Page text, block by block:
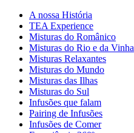
A nossa História
TEA Experience
Misturas do Românico
Misturas do Rio e da Vinha
Misturas Relaxantes
Misturas do Mundo
Misturas das Ilhas
Misturas do Sul
Infusões que falam
Pairing de Infusões
Infusões de Comer